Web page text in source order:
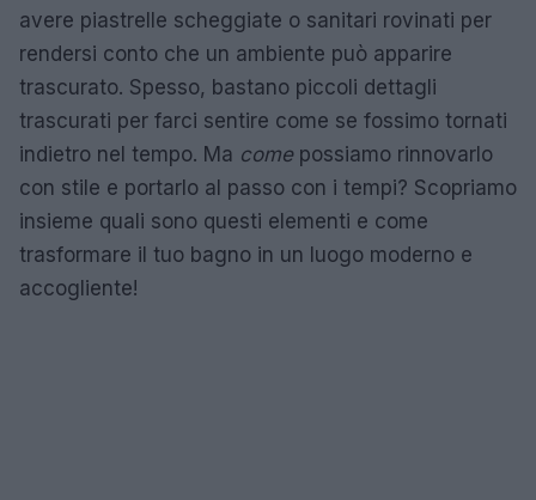
avere piastrelle scheggiate o sanitari rovinati per
rendersi conto che un ambiente può apparire
trascurato. Spesso, bastano piccoli dettagli
trascurati per farci sentire come se fossimo tornati
indietro nel tempo. Ma comepossiamo rinnovarlo
con stile e portarlo al passo con i tempi? Scopriamo
insieme quali sono questi elementi e come
trasformare il tuo bagno in un luogo moderno e
accogliente!